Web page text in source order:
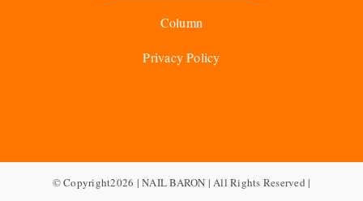
Column
Privacy Policy
© Copyright2026 | NAIL BARON | All Rights Reserved |